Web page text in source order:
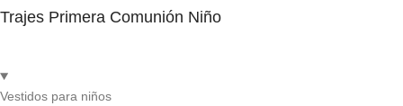
Trajes Primera Comunión Niño
Vestidos para niños